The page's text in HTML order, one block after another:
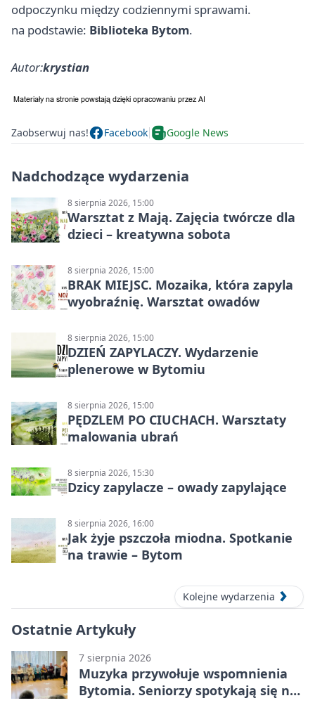
odpoczynku między codziennymi sprawami.
na podstawie: Biblioteka Bytom.
Autor:krystian
Zaobserwuj nas! Facebook Google News
Nadchodzące wydarzenia
8 sierpnia 2026, 15:00
Warsztat z Mają. Zajęcia twórcze dla
dzieci – kreatywna sobota
8 sierpnia 2026, 15:00
BRAK MIEJSC. Mozaika, która zapyla
wyobraźnię. Warsztat owadów
8 sierpnia 2026, 15:00
DZIEŃ ZAPYLACZY. Wydarzenie
plenerowe w Bytomiu
8 sierpnia 2026, 15:00
PĘDZLEM PO CIUCHACH. Warsztaty
malowania ubrań
8 sierpnia 2026, 15:30
Dzicy zapylacze – owady zapylające
8 sierpnia 2026, 16:00
Jak żyje pszczoła miodna. Spotkanie
na trawie – Bytom
Kolejne wydarzenia
Ostatnie Artykuły
7 sierpnia 2026
Muzyka przywołuje wspomnienia
Bytomia. Seniorzy spotykają się na